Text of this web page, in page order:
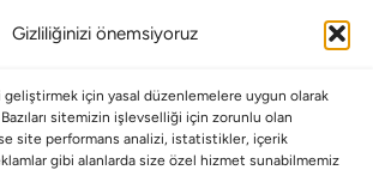
Gizliliğinizi önemsiyoruz
geliştirmek için yasal düzenlemelere uygun olarak
sitemizin işlevselliği için zorunlu olan
site performans analizi, istatistikler, içerik
gibi alanlarda size özel hizmet sunabilmemiz